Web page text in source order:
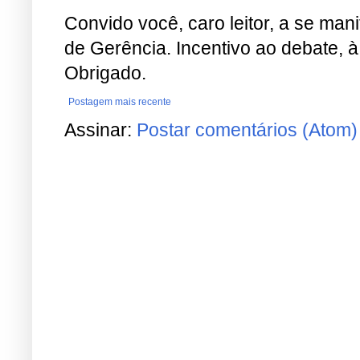
Convido você, caro leitor, a se
de Gerência. Incentivo ao debate,
Obrigado.
Postagem mais recente
Assinar: Postar comentários (Atom)